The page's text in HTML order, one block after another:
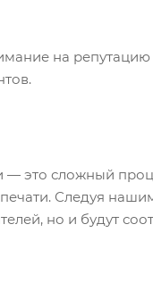
на
— это сложный
Следуя
но и будут